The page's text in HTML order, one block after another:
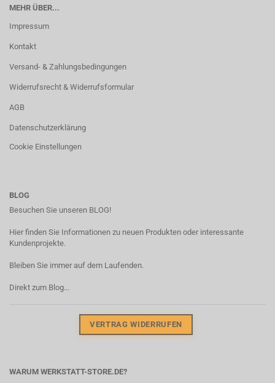
MEHR ÜBER...
Impressum
Kontakt
Versand- & Zahlungsbedingungen
Widerrufsrecht & Widerrufsformular
AGB
Datenschutzerklärung
Cookie Einstellungen
BLOG
Besuchen Sie unseren BLOG!
Hier finden Sie Informationen zu neuen Produkten oder interessante
Kundenprojekte.
Bleiben Sie immer auf dem Laufenden.
Direkt zum Blog...
VERTRAG WIDERRUFEN
WARUM WERKSTATT-STORE.DE?